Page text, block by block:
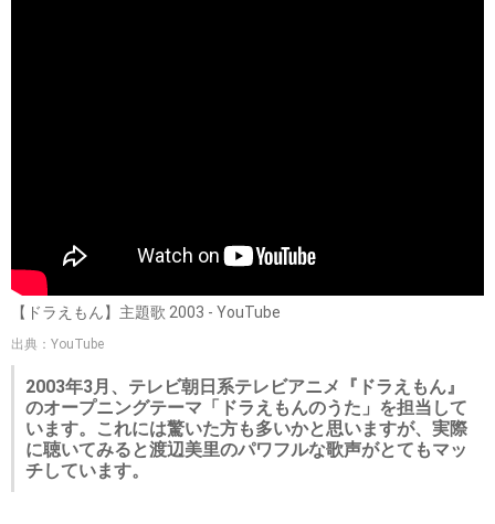
【ドラえもん】主題歌 2003 - YouTube
出典：YouTube
2003年3月、テレビ朝日系テレビアニメ『ドラえもん』
のオープニングテーマ「ドラえもんのうた」を担当して
います。これには驚いた方も多いかと思いますが、実際
に聴いてみると渡辺美里のパワフルな歌声がとてもマッ
チしています。